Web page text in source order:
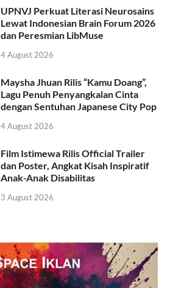
UPNVJ Perkuat Literasi Neurosains
Lewat Indonesian Brain Forum 2026
dan Peresmian LibMuse
4 August 2026
Maysha Jhuan Rilis “Kamu Doang”,
Lagu Penuh Penyangkalan Cinta
dengan Sentuhan Japanese City Pop
4 August 2026
Film Istimewa Rilis Official Trailer
dan Poster, Angkat Kisah Inspiratif
Anak-Anak Disabilitas
3 August 2026